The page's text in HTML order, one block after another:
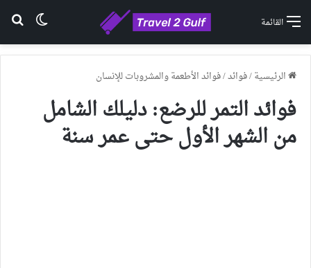
القائمة
الرئيسية/فوائد/فوائد الأطعمة والمشروبات للإنسان
فوائد التمر للرضع: دليلك الشامل
من الشهر الأول حتى عمر سنة